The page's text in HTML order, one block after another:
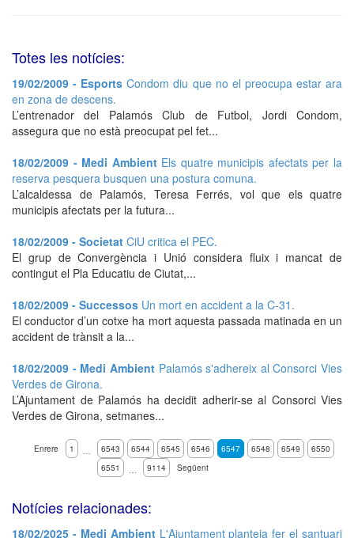
Totes les notícies:
19/02/2009 - EsportsCondom diu que no el preocupa estar ara
en zona de descens.
L’entrenador del Palamós Club de Futbol, Jordi Condom,
assegura que no està preocupat pel fet...
18/02/2009 - Medi Ambient Els quatre municipis afectats per la
reserva pesquera busquen una postura comuna.
L’alcaldessa de Palamós, Teresa Ferrés, vol que els quatre
municipis afectats per la futura...
18/02/2009 - Societat CiU critica el PEC.
El grup de Convergència i Unió considera fluix i mancat de
contingut el Pla Educatiu de Ciutat,...
18/02/2009 - Successos Un mort en accident a la C-31.
El conductor d’un cotxe ha mort aquesta passada matinada en un
accident de trànsit a la...
18/02/2009 - Medi Ambient Palamós s'adhereix al Consorci Vies
Verdes de Girona.
L’Ajuntament de Palamós ha decidit adherir-se al Consorci Vies
Verdes de Girona, setmanes...
Enrere 1 … 6543 6544 6545 6546 6547 6548 6549
6550
6551
… 9114 Següent
Notícies relacionades:
18/02/2025 - Medi AmbientL'Ajuntament planteja fer el santuari